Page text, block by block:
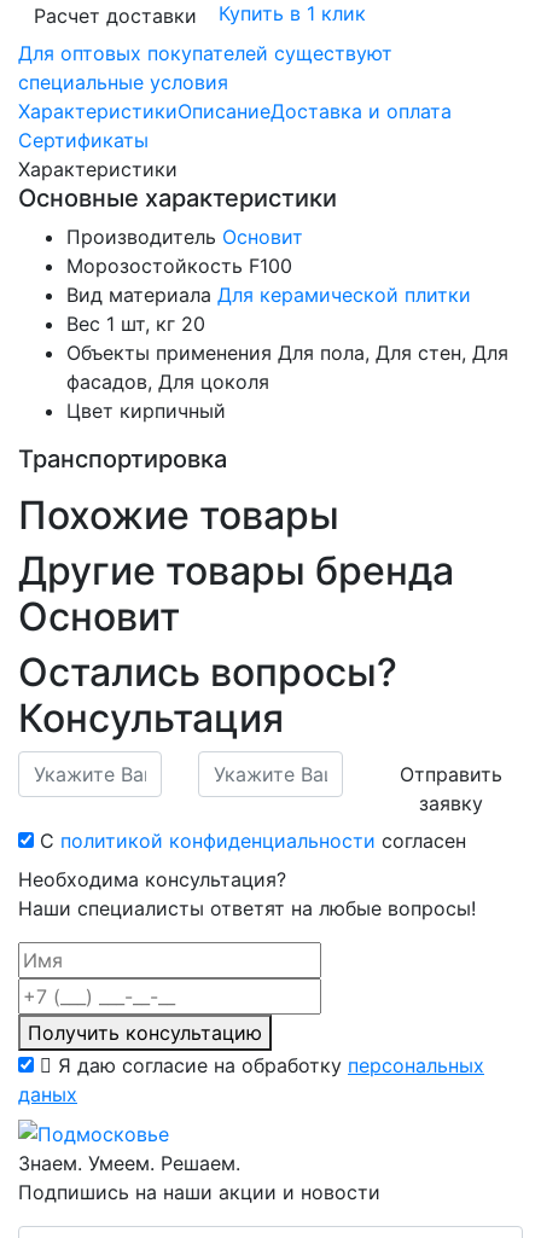
Расчет доставки
Купить в 1 клик
Для оптовых покупателей существуют
специальные условия
ХарактеристикиОписаниеДоставка и оплата
Сертификаты
Характеристики
Основные характеристики
Производитель Основит
Морозостойкость F100
Вид материала Для керамической плитки
Вес 1 шт, кг 20
Объекты применения Для пола, Для стен, Для
фасадов, Для цоколя
Цвет кирпичный
Транспортировка
Похожие товары
Другие товары бренда
Основит
Остались вопросы?
Консультация
Отправить
заявку
С политикой конфиденциальности согласен
Необходима консультация?
Наши специалисты ответят на любые вопросы!
Получить консультацию
Я даю согласие на обработку персональных
даных
Знаем. Умеем. Решаем.
Подпишись на наши акции и новости